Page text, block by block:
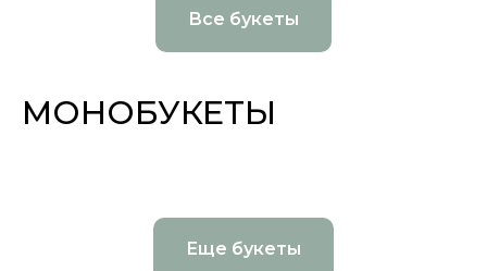
Все букеты
МОНОБУКЕТЫ
Еще букеты